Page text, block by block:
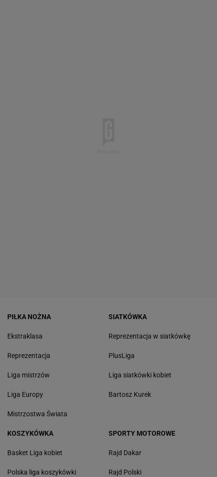
PIŁKA NOŻNA
Ekstraklasa
Reprezentacja
Liga mistrzów
Liga Europy
Mistrzostwa Świata
SIATKÓWKA
Reprezentacja w siatkówkę
PlusLiga
Liga siatkówki kobiet
Bartosz Kurek
KOSZYKÓWKA
Basket Liga kobiet
Polska liga koszykówki
SPORTY MOTOROWE
Rajd Dakar
Rajd Polski